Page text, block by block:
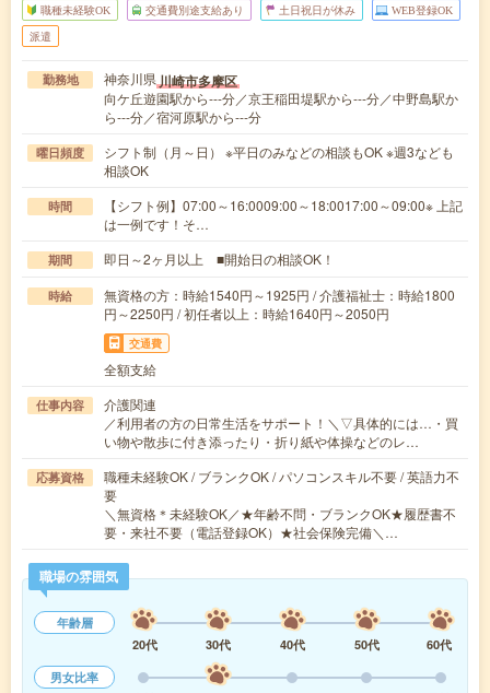
職種未経験OK 交通費別途支給あり 土日祝日が休み WEB登録OK
派遣
勤務地 神奈川県川崎市多摩区
向ケ丘遊園駅から---分／京王稲田堤駅から---分／中野島駅か
ら---分／宿河原駅から---分
曜日頻度
シフト制（月～日） ※平日のみなどの相談もOK ※週3なども
相談OK
時間
【シフト例】07:00～16:0009:00～18:0017:00～09:00※ 上記
は一例です！そ…
期間 即日～2ヶ月以上 ■開始日の相談OK！
時給
無資格の方：時給1540円～1925円 / 介護福祉士：時給1800
円～2250円 / 初任者以上：時給1640円～2050円
交通費
全額支給
仕事内容
介護関連
／利用者の方の日常生活をサポート！＼▽具体的には…・買
い物や散歩に付き添ったり・折り紙や体操などのレ…
応募資格
職種未経験OK / ブランクOK / パソコンスキル不要 / 英語力不
要
＼無資格＊未経験OK／★年齢不問・ブランクOK★履歴書不
要・来社不要（電話登録OK）★社会保険完備＼…
職場の雰囲気
年齢層
20代
30代 40代 50代
60代
男女比率